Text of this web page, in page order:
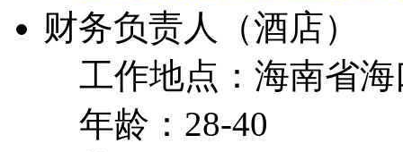
财务负责人（酒店）
工作地点：海南省
年龄：28-40